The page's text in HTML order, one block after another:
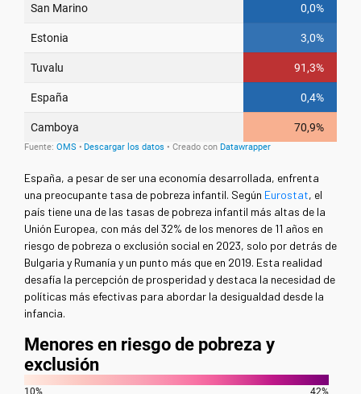
España, a pesar de ser una economía desarrollada, enfrenta
una preocupante tasa de pobreza infantil. Según Eurostat, el
país tiene una de las tasas de pobreza infantil más altas de la
Unión Europea, con más del 32% de los menores de 11 años en
riesgo de pobreza o exclusión social en 2023, solo por detrás de
Bulgaria y Rumanía y un punto más que en 2019. Esta realidad
desafía la percepción de prosperidad y destaca la necesidad de
políticas más efectivas para abordar la desigualdad desde la
infancia.